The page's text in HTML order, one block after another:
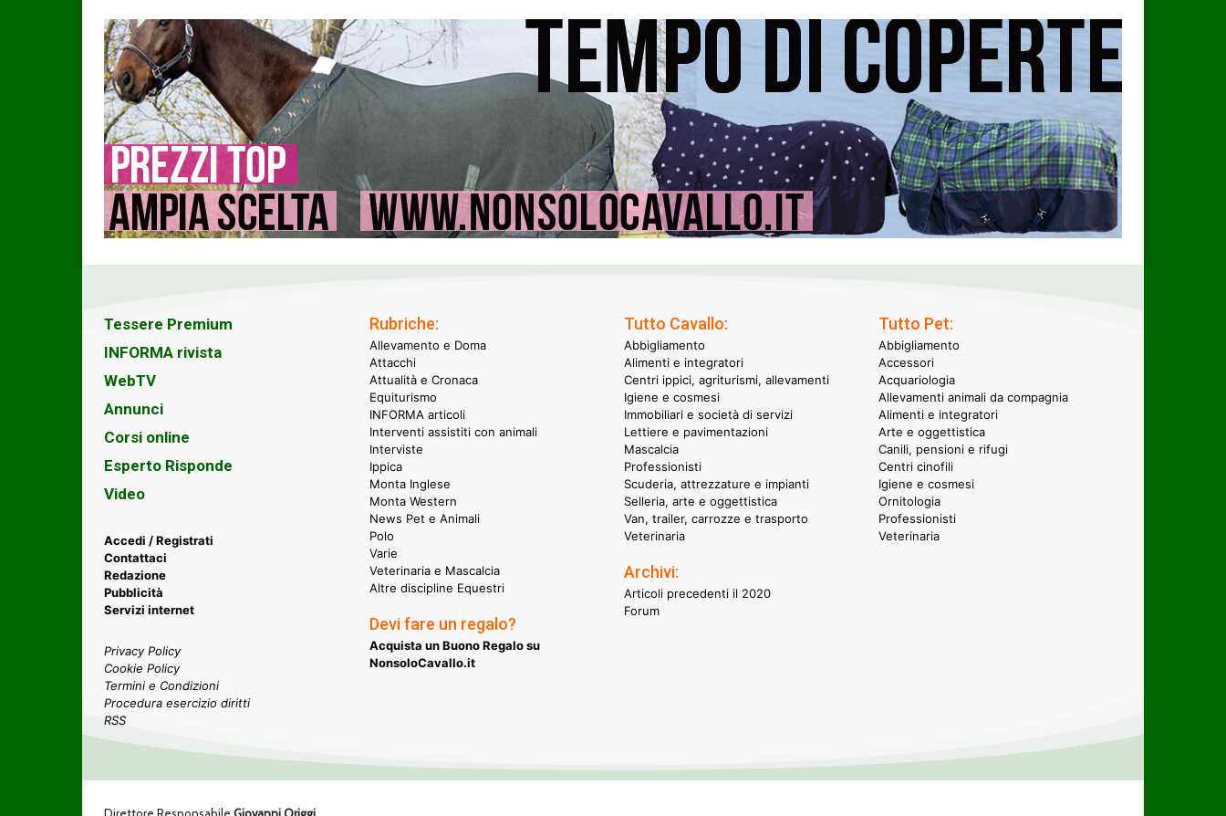
Tessere Premium
INFORMA rivista
WebTV
Annunci
Corsi online
Esperto Risponde
Video
Accedi / Registrati
Contattaci
Redazione
Pubblicità
Servizi internet
Privacy Policy
Cookie Policy
Termini e Condizioni
Procedura esercizio diritti
RSS
Rubriche:
Allevamento e Doma
Attacchi
Attualità e Cronaca
Equiturismo
INFORMA articoli
Interventi assistiti con animali
Interviste
Ippica
Monta Inglese
Monta Western
News Pet e Animali
Polo
Varie
Veterinaria e Mascalcia
Altre discipline Equestri
Devi fare un regalo?
Acquista un Buono Regalo su
NonsoloCavallo.it
Tutto Cavallo:
Abbigliamento
Alimenti e integratori
Centri ippici, agriturismi, allevamenti
Igiene e cosmesi
Immobiliari e società di servizi
Lettiere e pavimentazioni
Mascalcia
Professionisti
Scuderia, attrezzature e impianti
Selleria, arte e oggettistica
Van, trailer, carrozze e trasporto
Veterinaria
Archivi:
Articoli precedenti il 2020
Forum
Tutto Pet:
Abbigliamento
Accessori
Acquariologia
Allevamenti animali da compagnia
Alimenti e integratori
Arte e oggettistica
Canili, pensioni e rifugi
Centri cinofili
Igiene e cosmesi
Ornitologia
Professionisti
Veterinaria
Direttore Responsabile Giovanni Origgi